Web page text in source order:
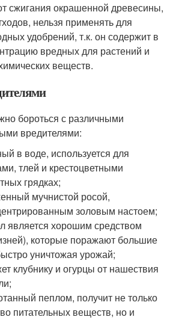
сжигания окрашенной древесины,
нельзя применять для
удобрений, т.к. он содержит в
вредных для растений и
веществ.
бороться с различными
вредителями:
в воде, используется для
тлей и крестоцветными
грядках;
мучнистой росой,
золовым настоем;
является хорошим средством
которые поражают большие
уничтожая урожай;
клубнику и огурцы от нашествия
пеплом, получит не только
питательных веществ, но и